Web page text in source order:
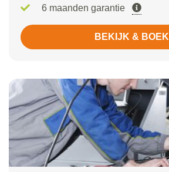
6 maanden garantie
BEKIJK & BOEK